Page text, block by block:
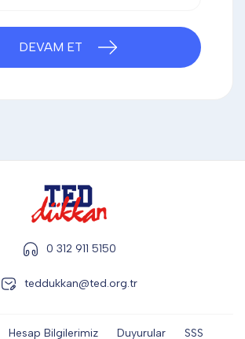
KALEM SETİ
& FİNCAN
DEVAM ET
0 312 911 5150
teddukkan@ted.org.tr
Hesap Bilgilerimiz Duyurular SSS